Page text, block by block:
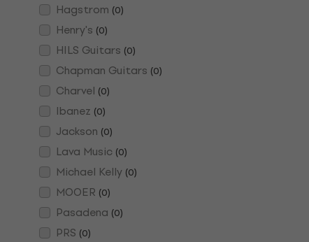
Hagstrom (0)
Henry's (0)
HILS Guitars (0)
Chapman Guitars (0)
Charvel (0)
Ibanez (0)
Jackson (0)
Lava Music (0)
Michael Kelly (0)
MOOER (0)
Pasadena (0)
PRS (0)